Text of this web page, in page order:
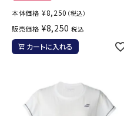
本体価格 ¥8,250 （税込）
販売価格 ¥8,250 税込
カートに入れる